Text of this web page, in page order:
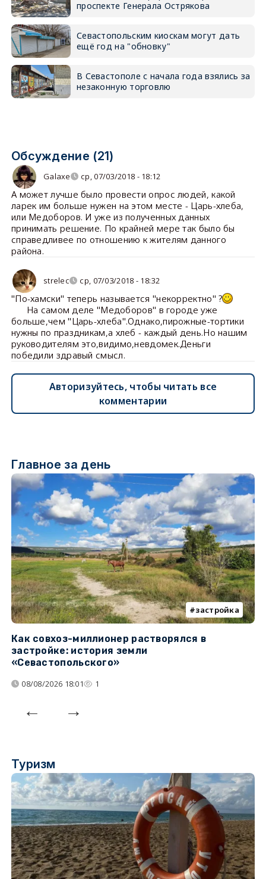
проспекте Генерала Острякова
Севастопольским киоскам могут дать
ещё год на "обновку"
В Севастополе с начала года взялись за
незаконную торговлю
Обсуждение (21)
Galaxe ср, 07/03/2018 - 18:12
А может лучше было провести опрос людей, какой
ларек им больше нужен на этом месте - Царь-хлеба,
или Медоборов. И уже из полученных данных
принимать решение. По крайней мере так было бы
справедливее по отношению к жителям данного
района.
strelec ср, 07/03/2018 - 18:32
"По-хамски" теперь называется "некорректно" ?
На самом деле "Медоборов" в городе уже
больше,чем "Царь-хлеба".Однако,пирожные-тортики
нужны по праздникам,а хлеб - каждый день.Но нашим
руководителям это,видимо,невдомек.Деньги
победили здравый смысл.
Авторизуйтесь, чтобы читать все
комментарии
Главное за день
застройка
Как совхоз-миллионер растворялся в
застройке: история земли
«Севастопольского»
08/08/2026 18:01 1
Туризм